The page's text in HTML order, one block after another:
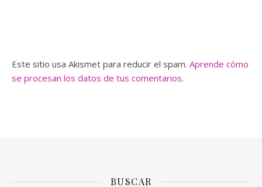
Este sitio usa Akismet para reducir el spam. Aprende cómo
se procesan los datos de tus comentarios.
BUSCAR